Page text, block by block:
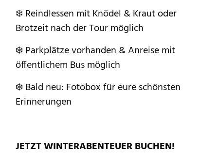
❄️ Reindlessen mit Knödel & Kraut oder
Brotzeit nach der Tour möglich
❄️ Parkplätze vorhanden & Anreise mit
öffentlichem Bus möglich
❄️ Bald neu: Fotobox für eure schönsten
Erinnerungen
JETZT WINTERABENTEUER BUCHEN!